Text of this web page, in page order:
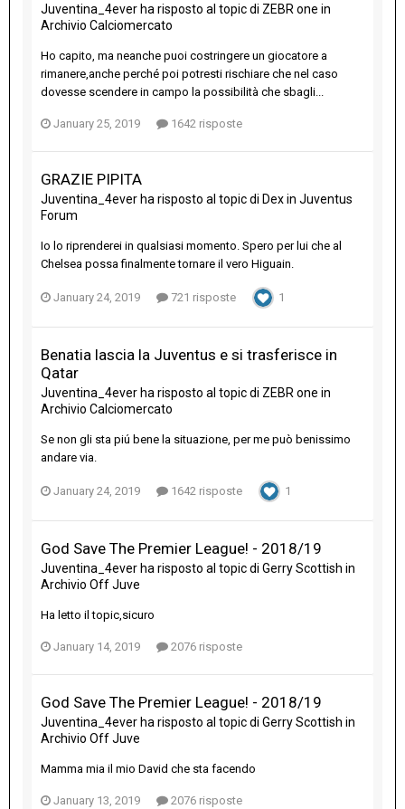
Juventina_4ever ha risposto al topic di ZEBR one in
Archivio Calciomercato
Ho capito, ma neanche puoi costringere un giocatore a
rimanere,anche perché poi potresti rischiare che nel caso
dovesse scendere in campo la possibilità che sbagli...
January 25, 2019 1642 risposte
GRAZIE PIPITA
Juventina_4ever ha risposto al topic di Dexin Juventus
Forum
Io lo riprenderei in qualsiasi momento. Spero per lui che al
Chelsea possa finalmente tornare il vero Higuain.
January 24, 2019 721 risposte 1
Benatia lascia la Juventus e si trasferisce in
Qatar
Juventina_4ever ha risposto al topic di ZEBR one in
Archivio Calciomercato
Se non gli sta piú bene la situazione, per me può benissimo
andare via.
January 24, 2019 1642 risposte 1
God Save The Premier League! - 2018/19
Juventina_4ever ha risposto al topic di Gerry Scottish in
Archivio Off Juve
Ha letto il topic,sicuro
January 14, 2019 2076 risposte
God Save The Premier League! - 2018/19
Juventina_4ever ha risposto al topic di Gerry Scottish in
Archivio Off Juve
Mamma mia il mio David che sta facendo
January 13, 2019 2076 risposte